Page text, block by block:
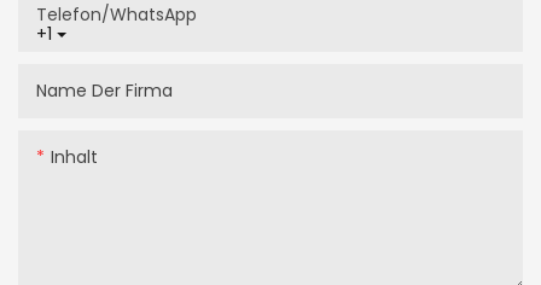
+1
Telefon/WhatsApp
Name Der Firma
Inhalt